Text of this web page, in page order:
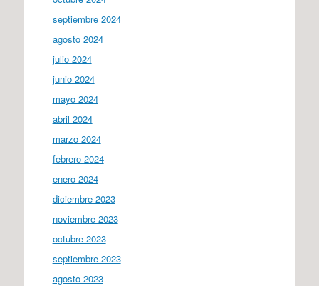
septiembre 2024
agosto 2024
julio 2024
junio 2024
mayo 2024
abril 2024
marzo 2024
febrero 2024
enero 2024
diciembre 2023
noviembre 2023
octubre 2023
septiembre 2023
agosto 2023